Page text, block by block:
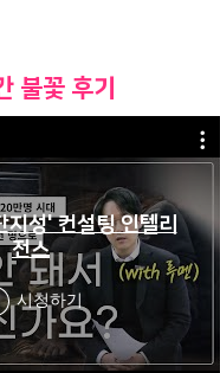
불꽃 후기
지성' 컨설팅 인텔리
전스
시청하기